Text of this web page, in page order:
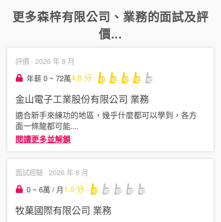
更多森梓有限公司 、 業務的面試及評
價...
評價 · 2026 年 8 月
年薪 0 ~ 72萬4.0 分
金山電子工業股份有限公司 業務
適合新手來練功的地區，幾乎什麼都可以學到，各方
面一條龍都可能....
閱讀更多並解鎖
面試經驗 · 2026 年 8 月
0 ~ 6萬 / 月1.0 分
牧菓國際有限公司 業務